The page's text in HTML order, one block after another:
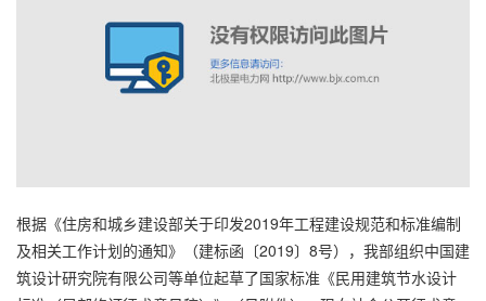
根据《住房和城乡建设部关于印发2019年工程建设规范和标准编制
及相关工作计划的通知》（建标函〔2019〕8号），我部组织中国建
筑设计研究院有限公司等单位起草了国家标准《民用建筑节水设计